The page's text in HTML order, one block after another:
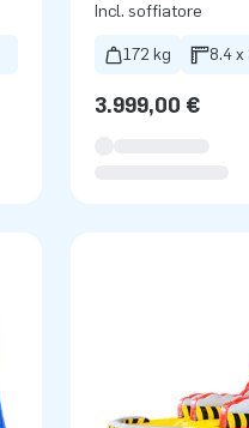
Incl. soffiatore
172 kg 8.4 x
3.999,00 €